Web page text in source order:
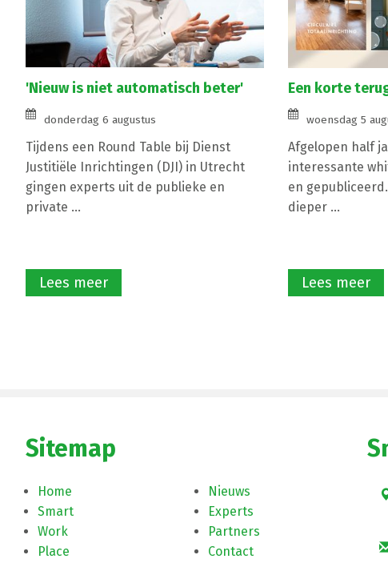
'Nieuw is niet automatisch beter'
donderdag 6 augustus
Tijdens een Round Table bij Dienst
Justitiële Inrichtingen (DJI) in Utrecht
gingen experts uit de publieke en
private ...
Lees meer
Een korte
woensdag 5
Afgelopen half
interessante
en
dieper ...
Lees meer
Sitemap
Home
Smart
Work
Place
Nieuws
Experts
Partners
Contact